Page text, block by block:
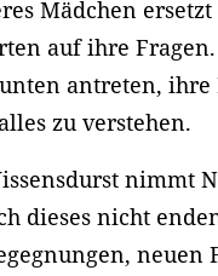
Mädchen
auf ihre
antreten,
zu verstehen.
nimmt
dieses nicht
neuen